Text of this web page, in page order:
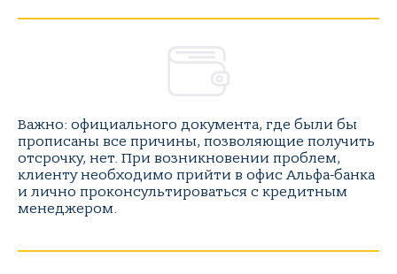
Важно: официального документа, где были бы
прописаны все причины, позволяющие получить
отсрочку, нет. При возникновении проблем,
клиенту необходимо прийти в офис Альфа-банка
и лично проконсультироваться с кредитным
менеджером.